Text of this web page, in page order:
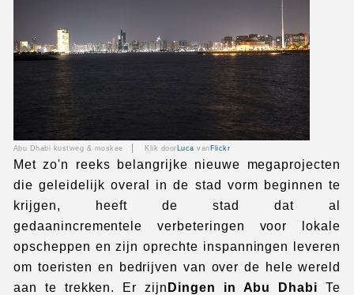
Abu Dhabi kustweg & moskee |Klik door Luca van Flickr
Met zo'n reeks belangrijke nieuwe megaprojecten
die geleidelijk overal in de stad vorm beginnen te
krijgen, heeft de stad dat al
gedaanincrementeleverbeteringen voor lokale
opscheppen en zijn oprechte inspanningen leveren
om toeristen en bedrijven van over de hele wereld
aan te trekken. Er zijn Dingen in Abu Dhabi Te